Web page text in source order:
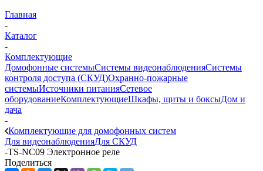
Главная
-
Каталог
-
Комплектующие
Домофонные системыСистемы видеонаблюденияСистемы
контроля доступа (СКУД)Охранно-пожарные
системыИсточники питанияСетевое
оборудованиеКомплектующиеШкафы, щиты и боксыДом и
дача
-
Комплектующие для домофонных систем
Для видеонаблюденияДля СКУД
-TS-NC09 Электронное реле
Поделиться